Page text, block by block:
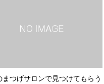
まつげサロンで見つけてもらう